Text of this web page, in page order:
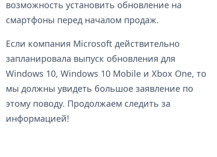
возможность установить обновление на
смартфоны перед началом продаж.
Если компания Microsoft действительно
запланировала выпуск обновления для
Windows 10, Windows 10 Mobile и Xbox One, то
мы должны увидеть большое заявление по
этому поводу. Продолжаем следить за
информацией!